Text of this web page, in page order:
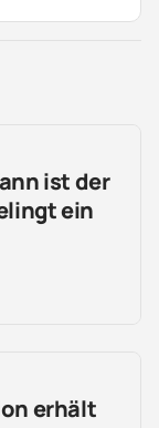
ist der
ein
erhält